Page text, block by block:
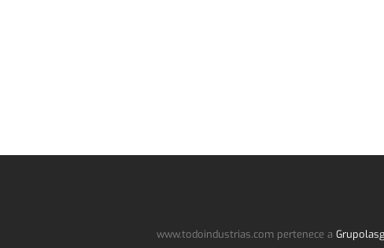
www.todoindustrias.com pertenece a